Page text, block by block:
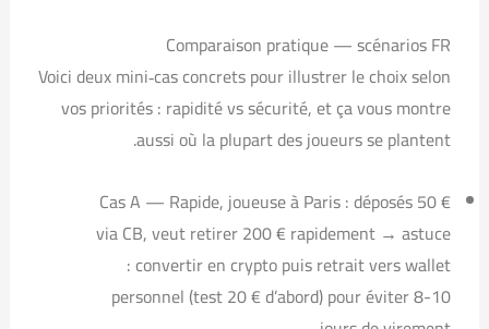
Comparaison pratique — scénarios FR
Voici deux mini‑cas concrets pour illustrer le choix selon
vos priorités : rapidité vs sécurité, et ça vous montre
aussi où la plupart des joueurs se plantent.
Cas A — Rapide, joueuse à Paris : déposés 50 €
via CB, veut retirer 200 € rapidement → astuce
: convertir en crypto puis retrait vers wallet
personnel (test 20 € d’abord) pour éviter 8-10